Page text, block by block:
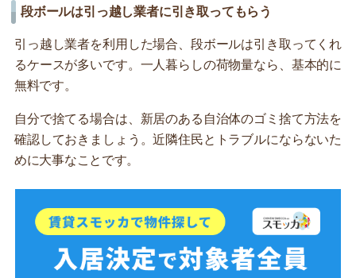
段ボールは引っ越し業者に引き取ってもらう
引っ越し業者を利用した場合、段ボールは引き取ってくれ
るケースが多いです。一人暮らしの荷物量なら、基本的に
無料です。
自分で捨てる場合は、新居のある自治体のゴミ捨て方法を
確認しておきましょう。近隣住民とトラブルにならないた
めに大事なことです。